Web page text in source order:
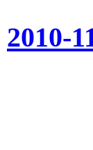
2010-